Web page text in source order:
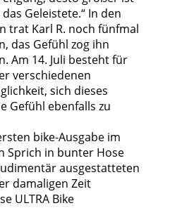
Geleistete.“ In den
trat Karl R. noch fünfmal
das Gefühl zog ihn
Am 14. Juli besteht für
verschiedenen
sich dieses
Gefühl ebenfalls zu
bike-Ausgabe im
Sprich in bunter Hose
ausgestatteten
damaligen Zeit
ULTRA Bike